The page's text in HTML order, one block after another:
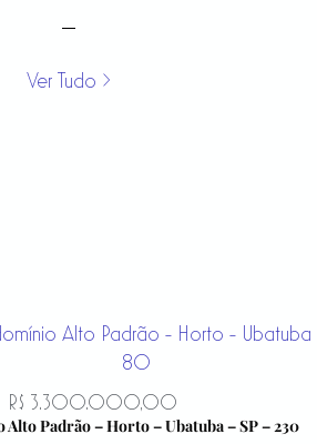
Ver Tudo >
R$ 3.300.000,00
Alto Padrão – Horto – Ubatuba – SP – 230